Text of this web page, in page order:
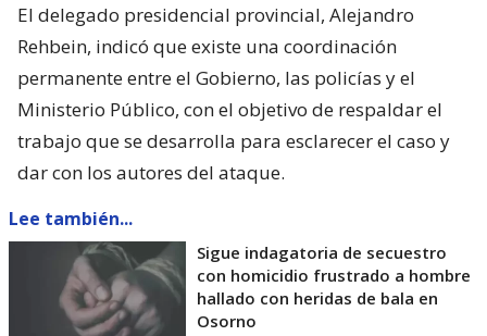
El delegado presidencial provincial, Alejandro
Rehbein, indicó que existe una coordinación
permanente entre el Gobierno, las policías y el
Ministerio Público, con el objetivo de respaldar el
trabajo que se desarrolla para esclarecer el caso y
dar con los autores del ataque.
Lee también...
Sigue indagatoria de secuestro
con homicidio frustrado a hombre
hallado con heridas de bala en
Osorno